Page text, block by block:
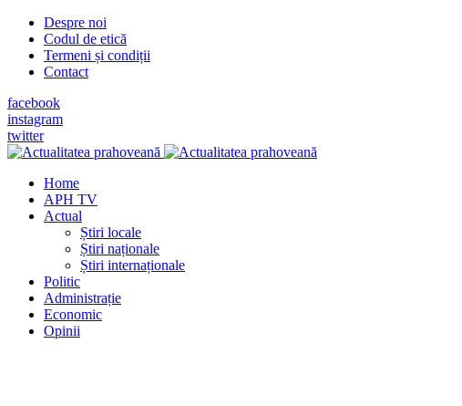
Despre noi
Codul de etică
Termeni și condiții
Contact
facebook
instagram
twitter
Home
APH TV
Actual
Știri locale
Știri naționale
Știri internaționale
Politic
Administrație
Economic
Opinii